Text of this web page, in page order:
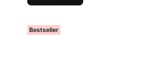
Bestseller